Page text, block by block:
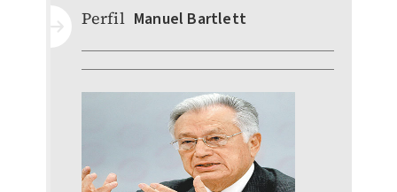
Perfil Manuel Bartlett